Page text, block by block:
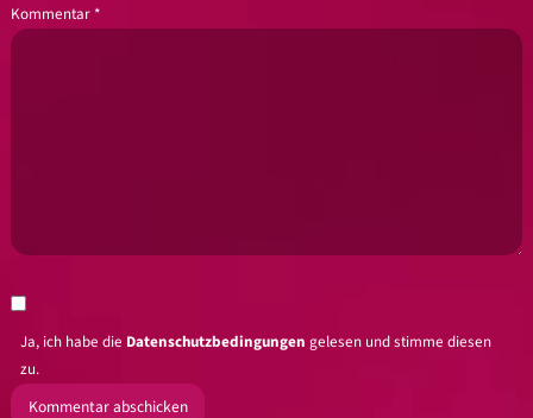
Kommentar *
Ja, ich habe die Datenschutzbedingungen gelesen und stimme diesen
zu.